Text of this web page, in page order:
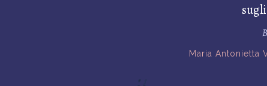
Maria Antonietta